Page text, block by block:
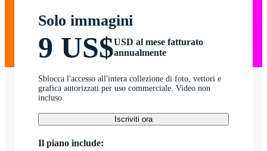
Solo immagini
9 US$USD al mese fatturato
annualmente
Sblocca l'accesso all'intera collezione di foto, vettori e
grafica autorizzati per uso commerciale. Video non
incluso.
Iscriviti ora
Il piano include: